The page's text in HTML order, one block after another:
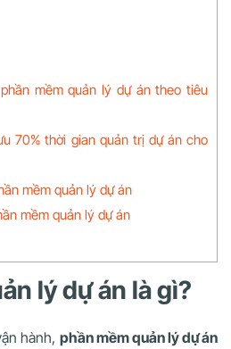
mềm quản lý dự án theo tiêu
70% thời gian quản trị dự án cho
mềm quản lý dự án
mềm quản lý dự án
lý dự án là gì?
hành, phần mềm quản lý dự án